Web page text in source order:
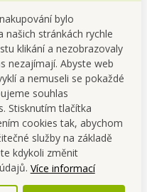
bylo
našich stránkách rychle
klikání a nezobrazovaly
nezajímají. Abyste web
a nemuseli se pokaždé
souhlas
Stisknutím tlačítka
cookies tak, abychom
služby na základě
kdykoli změnit
Více informací
Sada
a 2 hrubé
v 3,5 cm, hrubá - š 5 x h